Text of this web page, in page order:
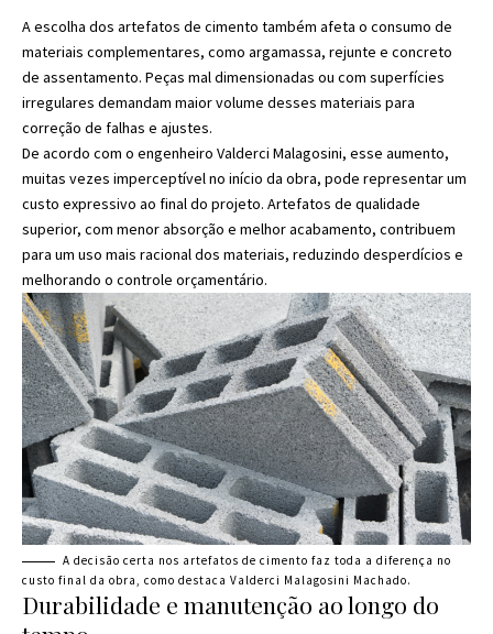
A escolha dos artefatos de cimento também afeta o consumo de
materiais complementares, como argamassa, rejunte e concreto
de assentamento. Peças mal dimensionadas ou com superfícies
irregulares demandam maior volume desses materiais para
correção de falhas e ajustes.
De acordo com o engenheiro Valderci Malagosini, esse aumento,
muitas vezes imperceptível no início da obra, pode representar um
custo expressivo ao final do projeto. Artefatos de qualidade
superior, com menor absorção e melhor acabamento, contribuem
para um uso mais racional dos materiais, reduzindo desperdícios e
melhorando o controle orçamentário.
A decisão certa nos artefatos de cimento faz toda a diferença no
custo final da obra, como destaca Valderci Malagosini Machado.
Durabilidade e manutenção ao longo do